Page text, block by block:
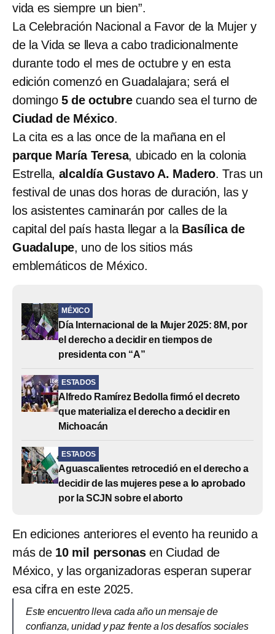
vida es siempre un bien”.
La Celebración Nacional a Favor de la Mujer y
de la Vida se lleva a cabo tradicionalmente
durante todo el mes de octubre y en esta
edición comenzó en Guadalajara; será el
domingo 5 de octubrecuando sea el turno de
Ciudad de México.
La cita es a las once de la mañana en el
parque María Teresa, ubicado en la colonia
Estrella, alcaldía Gustavo A. Madero. Tras un
festival de unas dos horas de duración, las y
los asistentes caminarán por calles de la
capital del país hasta llegar a laBasílica de
Guadalupe, uno de los sitios más
emblemáticos de México.
MÉXICO
Día Internacional de la Mujer 2025: 8M, por
el derecho a decidir en tiempos de
presidenta con “A”
ESTADOS
Alfredo Ramírez Bedolla firmó el decreto
que materializa el derecho a decidir en
Michoacán
ESTADOS
Aguascalientes retrocedió en el derecho a
decidir de las mujeres pese a lo aprobado
por la SCJN sobre el aborto
En ediciones anteriores el evento ha reunido a
más de 10 mil personas en Ciudad de
México, y las organizadoras esperan superar
esa cifra en este 2025.
Este encuentro lleva cada año un mensaje de
confianza, unidad y paz frente a los desafíos sociales